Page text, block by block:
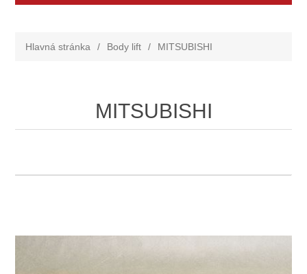
Hlavná stránka / Body lift / MITSUBISHI
MITSUBISHI